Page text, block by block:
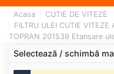
Acasa
CUTIE DE VITEZE
FILTRU ULEI CUTIE VITEZE
TOPRAN 201539 Etansare
Selectează / schimbă